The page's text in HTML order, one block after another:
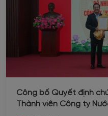
Công bố Quyết định
Thành viên Công ty